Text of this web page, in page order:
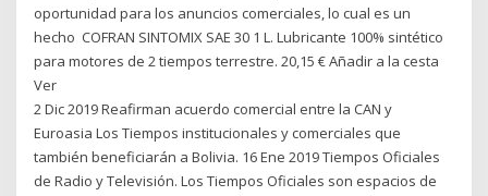
oportunidad para los anuncios comerciales, lo cual es un
hecho COFRAN SINTOMIX SAE 30 1 L. Lubricante 100% sintético
para motores de 2 tiempos terrestre. 20,15 € Añadir a la cesta
Ver
2 Dic 2019 Reafirman acuerdo comercial entre la CAN y
Euroasia Los Tiempos institucionales y comerciales que
también beneficiarán a Bolivia. 16 Ene 2019 Tiempos Oficiales
de Radio y Televisión. Los Tiempos Oficiales son espacios de